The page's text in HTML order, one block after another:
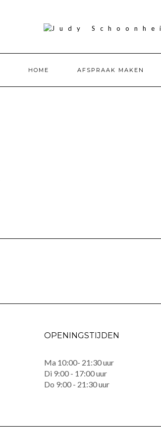
HOME AFSPRAAK MAKEN
OPENINGSTIJDEN
Ma 10:00- 21:30 uur
Di 9:00 - 17:00 uur
Do 9:00 - 21:30 uur